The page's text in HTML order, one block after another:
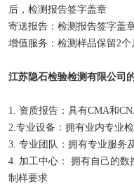
后，检测报告签字盖章
寄送报告：检测报告签字盖
增值服务：检测样品保留2个
江苏隐石检验检测有限公司
1. 资质报告：具有CMA和
2.专业设备：拥有业内专业
3. 专业团队：拥有专业服务
4. 加工中心： 拥有自己的
制样要求